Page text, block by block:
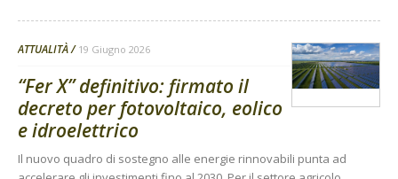
ATTUALITÀ 19 Giugno 2026
“Fer X” definitivo: firmato il
decreto per fotovoltaico, eolico
e idroelettrico
Il nuovo quadro di sostegno alle energie rinnovabili punta ad